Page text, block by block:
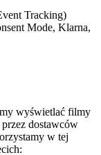
Tracking)
Mode, Klarna,
wyświetlać filmy
dostawców
w tej